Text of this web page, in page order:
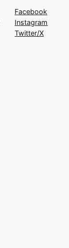
Facebook
Instagram
Twitter/X